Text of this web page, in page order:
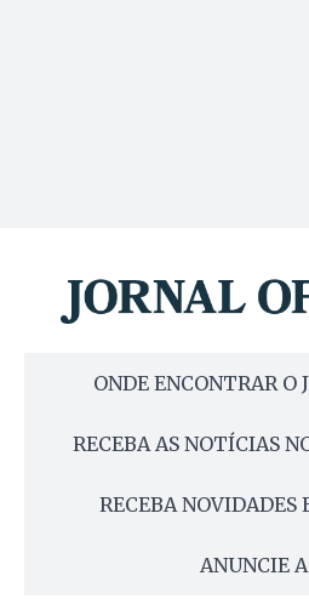
ONDE ENCONTRAR O
RECEBA AS NOTÍCIAS
RECEBA NOVIDADES
ANUNCIE